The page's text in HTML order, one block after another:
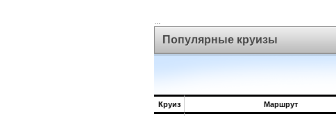
...
Популярные круизы
Круиз Маршрут